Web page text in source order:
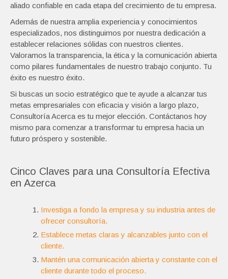
aliado confiable en cada etapa del crecimiento de tu empresa.
Además de nuestra amplia experiencia y conocimientos
especializados, nos distinguimos por nuestra dedicación a
establecer relaciones sólidas con nuestros clientes.
Valoramos la transparencia, la ética y la comunicación abierta
como pilares fundamentales de nuestro trabajo conjunto. Tu
éxito es nuestro éxito.
Si buscas un socio estratégico que te ayude a alcanzar tus
metas empresariales con eficacia y visión a largo plazo,
Consultoría Acerca es tu mejor elección. Contáctanos hoy
mismo para comenzar a transformar tu empresa hacia un
futuro próspero y sostenible.
Cinco Claves para una Consultoría Efectiva
en Azerca
Investiga a fondo la empresa y su industria antes de
ofrecer consultoría.
Establece metas claras y alcanzables junto con el
cliente.
Mantén una comunicación abierta y constante con el
cliente durante todo el proceso.